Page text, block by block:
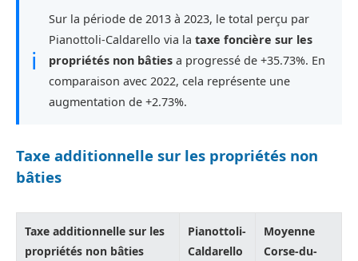
ℹ
Sur la période de 2013 à 2023, le total perçu par
Pianottoli-Caldarello via la taxe foncière sur les
propriétés non bâties a progressé de +35.73%. En
comparaison avec 2022, cela représente une
augmentation de +2.73%.
Taxe additionnelle sur les propriétés non
bâties
Taxe additionnelle sur les
propriétés non bâties
Pianottoli-
Caldarello
Moyenne
Corse-du-